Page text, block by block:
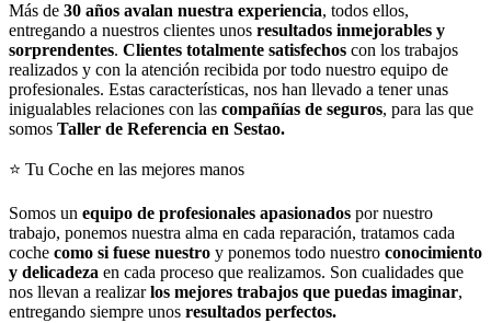
Más de 30 años avalan nuestra experiencia, todos ellos,
entregando a nuestros clientes unos resultados inmejorables y
sorprendentes. Clientes totalmente satisfechos con los trabajos
realizados y con la atención recibida por todo nuestro equipo de
profesionales. Estas características, nos han llevado a tener unas
inigualables relaciones con las compañías de seguros, para las que
somos Taller de Referencia en Sestao.
⭐ Tu Coche en las mejores manos
Somos un equipo de profesionales apasionados por nuestro
trabajo, ponemos nuestra alma en cada reparación, tratamos cada
coche como si fuese nuestro y ponemos todo nuestro conocimiento
y delicadeza en cada proceso que realizamos. Son cualidades que
nos llevan a realizarlos mejores trabajos que puedas imaginar,
entregando siempre unos resultados perfectos.